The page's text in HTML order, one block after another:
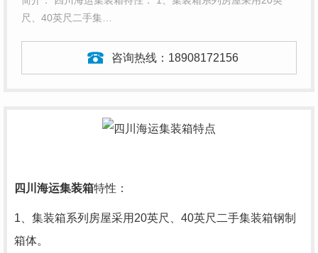
尺、40英尺二手集…
咨询热线： 18908172156
四川海运集装箱特性：
1、集装箱系列房屋采用20英尺、40英尺二手集装箱钢制
箱体。